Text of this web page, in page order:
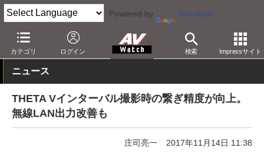
Powered by Translate
カテゴリ ログイン 検索 Impressサイト
AV Watch 製品 360度カメラ
ニュース
THETA Vインターバル撮影時の繋ぎ精度が向上。
無線LAN出力改善も
庄司亮一 2017年11月14日 11:38